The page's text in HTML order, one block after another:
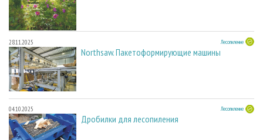
28.11.2025 Лесопиление
Northsaw. Пакетоформирующие машины
04.10.2025 Лесопиление
Дробилки для лесопиления